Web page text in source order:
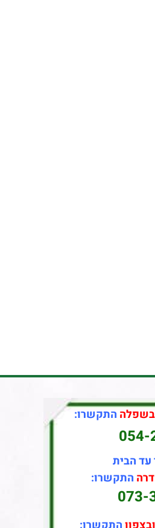
התקשרו:
054-
עד הבית
התקשרו:
073-